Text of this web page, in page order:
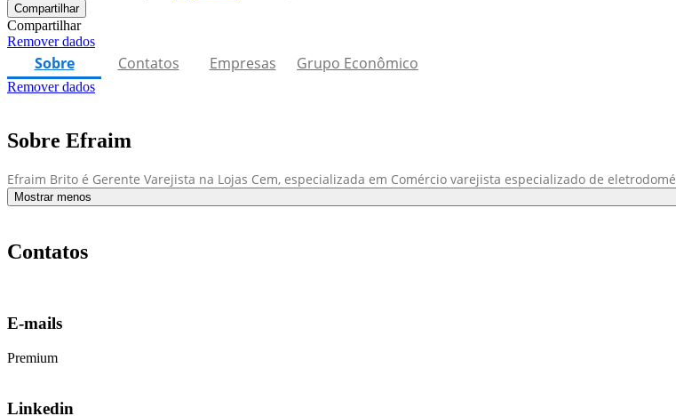
Compartilhar
Compartilhar
Remover dados
Sobre Contatos Empresas Grupo Econômico
Remover dados
Sobre Efraim
Efraim Brito é Gerente Varejista na Lojas Cem, especializada em Comércio varejista especializado de
Mostrar menos
Contatos
E-mails
Premium
Linkedin